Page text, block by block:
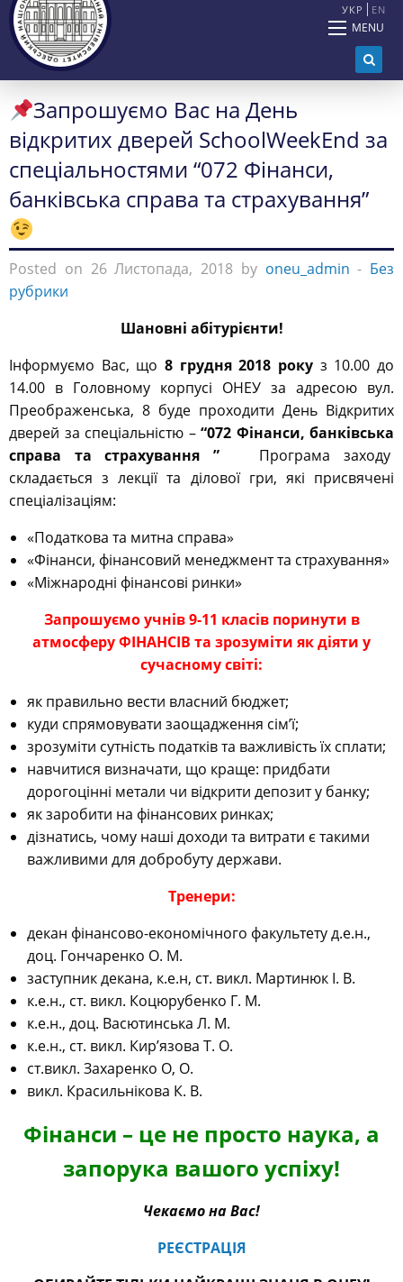
УКР EN
MENU
Запрошуємо Вас на День
відкритих дверей SchoolWeekEnd за
спеціальностями “072 Фінанси,
банківська справа та страхування”
Posted on 26 Листопада, 2018 by oneu_admin - Без
рубрики
Шановні абітурієнти!
Інформуємо Вас, що 8 грудня 2018 року з 10.00 до
14.00 в Головному корпусі ОНЕУ за адресою вул.
Преображенська, 8 буде проходити День Відкритих
дверей за спеціальністю – “072 Фінанси, банківська
справа та страхування ”
Програма заходу
складається з лекції та ділової гри, які присвячені
спеціалізаціям:
«Податкова та митна справа»
«Фінанси, фінансовий менеджмент та страхування»
«Міжнародні фінансові ринки»
Запрошуємо учнів 9-11 класів поринути в
атмосферу ФІНАНСІВ та зрозуміти як діяти у
сучасному світі:
як правильно вести власний бюджет;
куди спрямовувати заощадження сім’ї;
зрозуміти сутність податків та важливість їх сплати;
навчитися визначати, що краще: придбати
дорогоцінні метали чи відкрити депозит у банку;
як заробити на фінансових ринках;
дізнатись, чому наші доходи та витрати є такими
важливими для добробуту держави.
Тренери:
декан фінансово-економічного факультету д.е.н.,
доц. Гончаренко О. М.
заступник декана, к.е.н, ст. викл. Мартинюк І. В.
к.е.н., ст. викл. Коцюрубенко Г. М.
к.е.н., доц. Васютинська Л. М.
к.е.н., ст. викл. Кир’язова Т. О.
ст.викл. Захаренко О, О.
викл. Красильнікова К. В.
Фінанси – це не просто наука, а
запорука вашого успіху!
Чекаємо на Вас!
РЕЄСТРАЦІЯ